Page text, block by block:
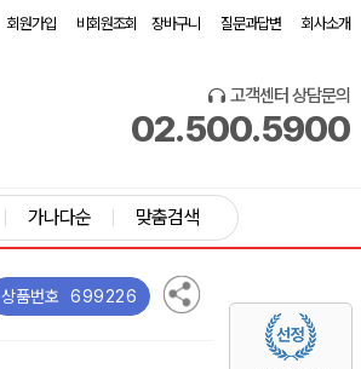
회원가입 비회원조회 장바구니 질문과답변 회사소개
고객센터 상담문의
02.500.5900
가나다순 맞춤검색
상품번호 699226